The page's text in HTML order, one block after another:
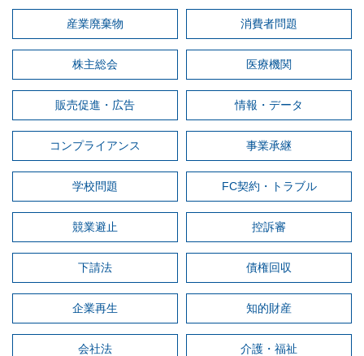
産業廃棄物 消費者問題
株主総会 医療機関
販売促進・広告 情報・データ
コンプライアンス 事業承継
学校問題 FC契約・トラブル
競業避止 控訴審
下請法 債権回収
企業再生 知的財産
会社法 介護・福祉